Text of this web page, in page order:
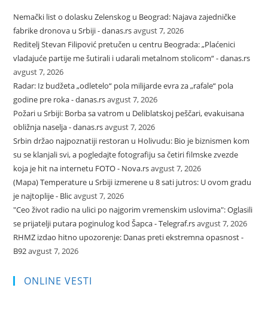
Nemački list o dolasku Zelenskog u Beograd: Najava zajedničke
fabrike dronova u Srbiji - danas.rsavgust 7, 2026
Reditelj Stevan Filipović pretučen u centru Beograda: „Plaćenici
vladajuće partije me šutirali i udarali metalnom stolicom“ - danas.rs
avgust 7, 2026
Radar: Iz budžeta „odletelo“ pola milijarde evra za „rafale“ pola
godine pre roka - danas.rsavgust 7, 2026
Požari u Srbiji: Borba sa vatrom u Deliblatskoj peščari, evakuisana
obližnja naselja - danas.rsavgust 7, 2026
Srbin držao najpoznatiji restoran u Holivudu: Bio je biznismen kom
su se klanjali svi, a pogledajte fotografiju sa četiri filmske zvezde
koja je hit na internetu FOTO - Nova.rsavgust 7, 2026
(Mapa) Temperature u Srbiji izmerene u 8 sati jutros: U ovom gradu
je najtoplije - Blicavgust 7, 2026
"Ceo život radio na ulici po najgorim vremenskim uslovima": Oglasili
se prijatelji putara poginulog kod Šapca - Telegraf.rsavgust 7, 2026
RHMZ izdao hitno upozorenje: Danas preti ekstremna opasnost -
B92avgust 7, 2026
ONLINE VESTI